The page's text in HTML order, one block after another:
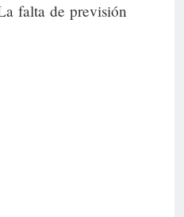
falta de previsión